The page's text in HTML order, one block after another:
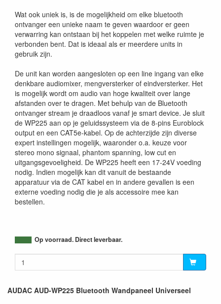
Wat ook uniek is, is de mogelijkheid om elke bluetooth
ontvanger een unieke naam te geven waardoor er geen
verwarring kan ontstaan bij het koppelen met welke ruimte je
verbonden bent. Dat is ideaal als er meerdere units in
gebruik zijn.
De unit kan worden aangesloten op een line ingang van elke
denkbare audiomixer, mengversterker of eindversterker. Het
is mogelijk wordt om audio van hoge kwaliteit over lange
afstanden over te dragen. Met behulp van de Bluetooth
ontvanger stream je draadloos vanaf je smart device. Je sluit
de WP225 aan op je geluidssysteem via de 8-pins Euroblock
output en een CAT5e-kabel. Op de achterzijde zijn diverse
expert instellingen mogelijk, waaronder o.a. keuze voor
stereo mono signaal, phantom spanning, low cut en
uitgangsgevoeligheid. De WP225 heeft een 17-24V voeding
nodig. Indien mogelijk kan dit vanuit de bestaande
apparatuur via de CAT kabel en in andere gevallen is een
externe voeding nodig die je als accessoire mee kan
bestellen.
Op voorraad. Direct leverbaar.
AUDAC AUD-WP225 Bluetooth Wandpaneel Universeel